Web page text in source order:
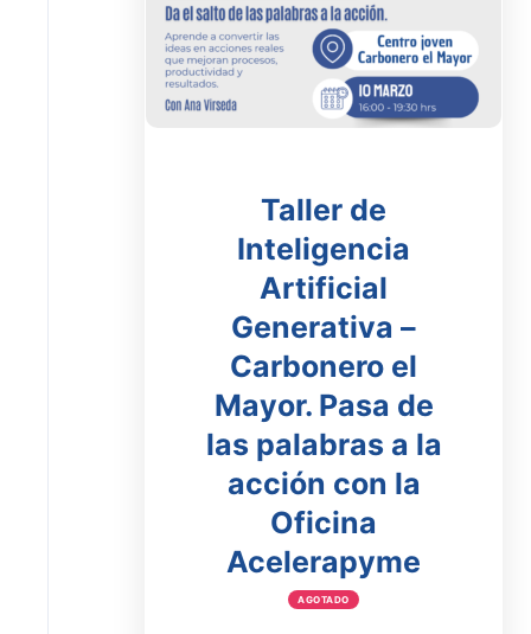
Taller de
Inteligencia
Artificial
Generativa –
Carbonero el
Mayor. Pasa de
las palabras a la
acción con la
Oficina
Acelerapyme
AGOTADO